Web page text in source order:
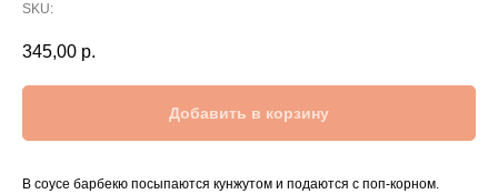
SKU:
345,00 р.
Добавить в корзину
В соусе барбекю посыпаются кунжутом и подаются с поп-корном.